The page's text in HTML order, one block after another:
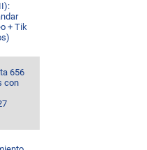
+ Tik
656
con